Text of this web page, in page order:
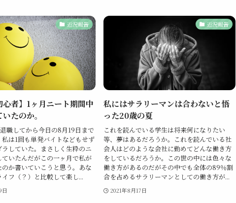
近況報告
心者】1ヶ月ニート期間中
たのか。
職してから今日の8月19日まで
は1回も単発バイトなどもせず
していた。まさしく生粋のニ
いたんだがこの一ヶ月で私が
か書いていこうと思う。あな
フ（？）と比較して楽し...
近況報告
私にはサラリーマンは合わないと悟
った20歳の夏
これを読んでいる学生は将来何になりたい
等、夢はあるだろうか。これを読んでいる社
会人はどのような会社に勤めてどんな働き方
をしているだろうか。この世の中には色々な
働き方があるのだがその中でも全体の89％割
合を占めるサラリーマンとしての働き方が...
2021年8月17日